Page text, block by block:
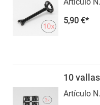
5,90 €*
10
Artículo